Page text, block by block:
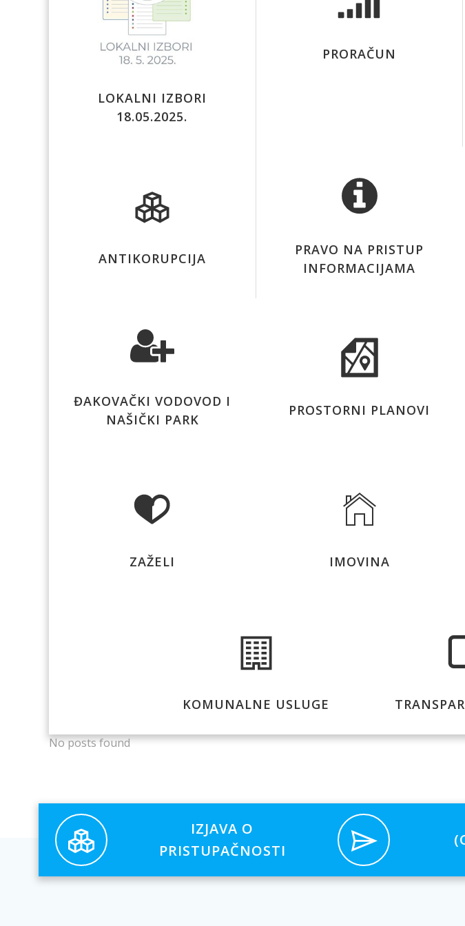
LOKALNI IZBORI
18.05.2025.
PRORAČUN
ANTIKORUPCIJA
PRAVO NA PRISTUP
INFORMACIJAMA
ĐAKOVAČKI VODOVOD I
NAŠIČKI PARK
PROSTORNI PLANOVI
ZAŽELI IMOVINA
KOMUNALNE USLUGE
No posts found
IZJAVA O
PRISTUPAČNOSTI